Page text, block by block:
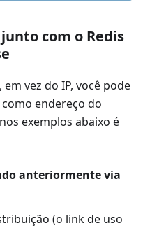
com o Redis
vez do IP, você pode
endereço do
exemplos abaixo é
anteriormente via
(o link de uso